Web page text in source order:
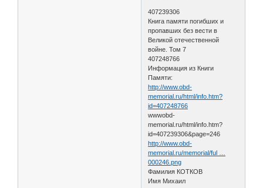
407239306
Книга памяти погибших и
пропавших без вести в
Великой отечественной
войне. Том 7
407248766
Информация из Книги
Памяти:
http://www.obd-
memorial.ru/html/info.htm?
id=407248766
wwwobd-
memorial.ru/html/info.htm?
id=407239306&page=246
http://www.obd-
memorial.ru/memorial/ful …
000246.png
Фамилия КОТКОВ
Имя Михаил